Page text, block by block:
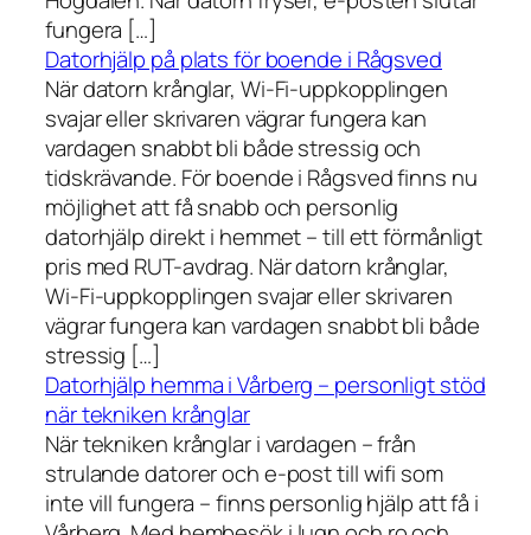
fungera […]
Datorhjälp på plats för boende i Rågsved
När datorn krånglar, Wi-Fi-uppkopplingen
svajar eller skrivaren vägrar fungera kan
vardagen snabbt bli både stressig och
tidskrävande. För boende i Rågsved finns nu
möjlighet att få snabb och personlig
datorhjälp direkt i hemmet – till ett förmånligt
pris med RUT-avdrag. När datorn krånglar,
Wi-Fi-uppkopplingen svajar eller skrivaren
vägrar fungera kan vardagen snabbt bli både
stressig […]
Datorhjälp hemma i Vårberg – personligt stöd
när tekniken krånglar
När tekniken krånglar i vardagen – från
strulande datorer och e-post till wifi som
inte vill fungera – finns personlig hjälp att få i